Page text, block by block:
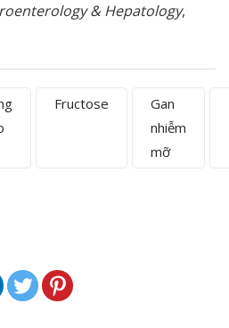
& Hepatology,
Fructose
Gan
nhiễm
mỡ